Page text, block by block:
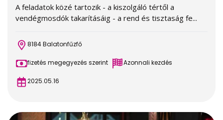
A feladatok közé tartozik - a kiszolgáló tértől a
vendégmosdók takarításáig - a rend és tisztaság fe...
8184 Balatonfűzfő
fizetés megegyezés szerint Azonnali kezdés
2025.05.16